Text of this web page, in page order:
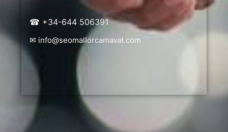
☎ +34-644 506391
✉ info@seomallorcamaval.com